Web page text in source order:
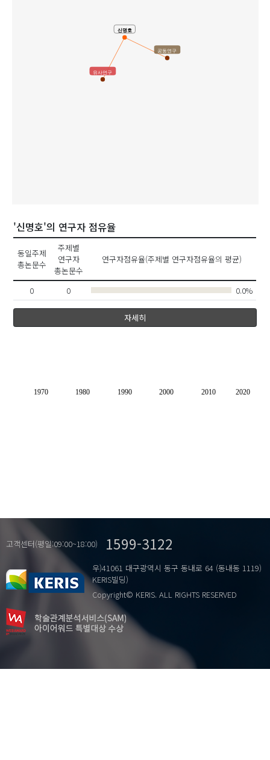
신명호
공동연구
유사연구
'신명호'의 연구자 점유율
동일주제
총논문수
주제별
연구자
총논문수
연구자점유율(주제별 연구자점유율의 평균)
0 0 0.0%
자세히
1970 1980 1990 2000 2010 2020
고객센터(평일:09:00~18:00) 1599-3122
우)41061 대구광역시 동구 동내로 64 (동내동 1119)
KERIS빌딩)
Copyright© KERIS. ALL RIGHTS RESERVED